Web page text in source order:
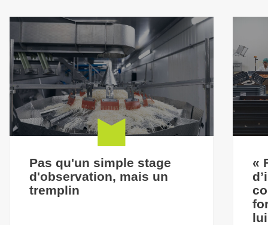
Pas qu'un simple stage
d'observation, mais un
tremplin
«